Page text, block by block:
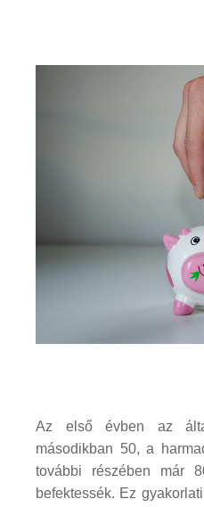
Az első évben az
másodikban 50, a
további részében már
befektessék. Ez